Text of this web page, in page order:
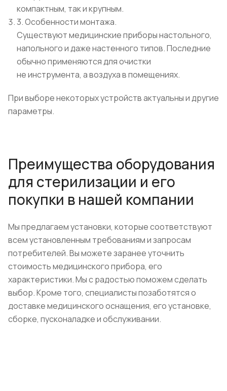
компактным, так и крупным.
3. Особенности монтажа.
Существуют медицинские приборы настольного,
напольного и даже настенного типов. Последние
обычно применяются для очистки
не инструмента, а воздуха в помещениях.
При выборе некоторых устройств актуальны и другие
параметры.
Преимущества оборудования
для стерилизации и его
покупки в нашей компании
Мы предлагаем установки, которые соответствуют
всем установленным требованиям и запросам
потребителей. Вы можете заранее уточнить
стоимость медицинского прибора, его
характеристики. Мы с радостью поможем сделать
выбор. Кроме того, специалисты позаботятся о
доставке медицинского оснащения, его установке,
сборке, пусконаладке и обслуживании.